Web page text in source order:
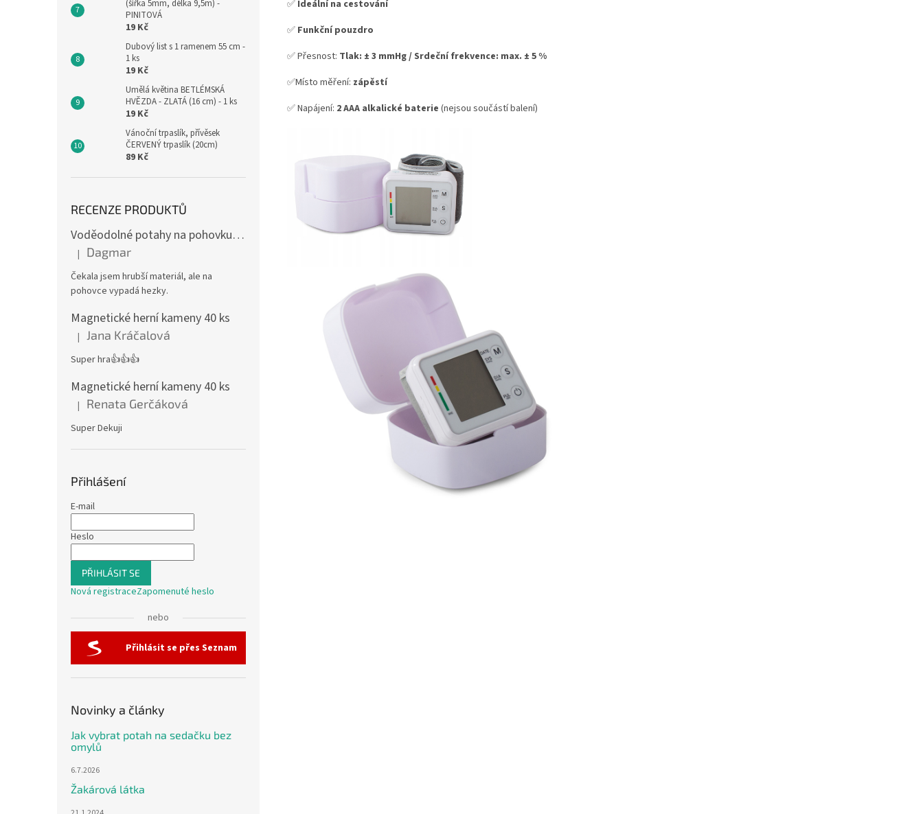
(šířka 5mm, délka 9,5m) -
PINITOVÁ
19 Kč
Dubový list s 1 ramenem 55 cm -
1 ks
19 Kč
Umělá květina BETLÉMSKÁ
HVĚZDA - ZLATÁ (16 cm) - 1 ks
19 Kč
Vánoční trpaslík, přívěsek
ČERVENÝ trpaslík (20cm)
89 Kč
RECENZE PRODUKTŮ
Voděodolné potahy na pohovku se vzorem
Hodnocení produktu je 4 z 5 hvězdiček.
| Dagmar
Čekala jsem hrubší materiál, ale na
pohovce vypadá hezky.
Magnetické herní kameny 40 ks
Hodnocení produktu je 5 z 5 hvězdiček.
| Jana Kráčalová
Super hra👍👍👍
Magnetické herní kameny 40 ks
Hodnocení produktu je 5 z 5 hvězdiček.
| Renata Gerčáková
Super Dekuji
Přihlášení
E-mail
Heslo
PŘIHLÁSIT SE
Nová registraceZapomenuté heslo
nebo
Přihlásit se přes Seznam
Novinky a články
Jak vybrat potah na sedačku bez
omylů
6.7.2026
Žakárová látka
✅ Ideální na cestování
✅ Funkční pouzdro
✅ Přesnost: Tlak: ± 3 mmHg / Srdeční frekvence: max. ± 5 %
✅Místo měření: zápěstí
✅ Napájení: 2 AAA alkalické baterie (nejsou součástí balení)